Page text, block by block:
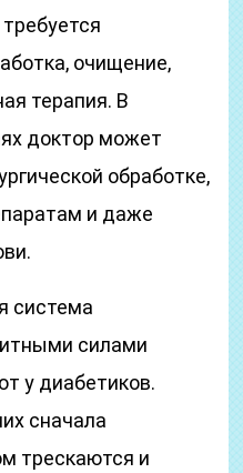
очищение,
терапия. В
доктор может
обработке,
и даже
система
силами
у диабетиков.
сначала
трескаются и